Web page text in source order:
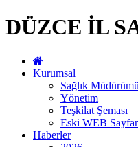
DÜZCE İL
Kurumsal
Sağlık
Yönetim
Teşkilat Şeması
Eski WEB
Haberler